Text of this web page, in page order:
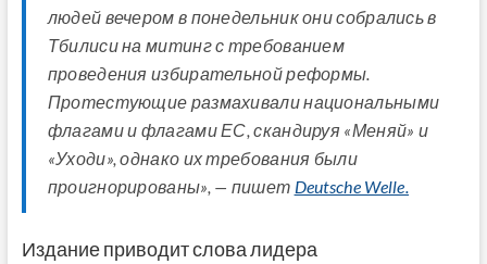
людей вечером в понедельник они собрались в
Тбилиси на митинг с требованием
проведения избирательной реформы.
Протестующие размахивали национальными
флагами и флагами ЕС, скандируя «Меняй» и
«Уходи», однако их требования были
проигнорированы», — пишет Deutsche Welle.
Издание приводит слова лидера